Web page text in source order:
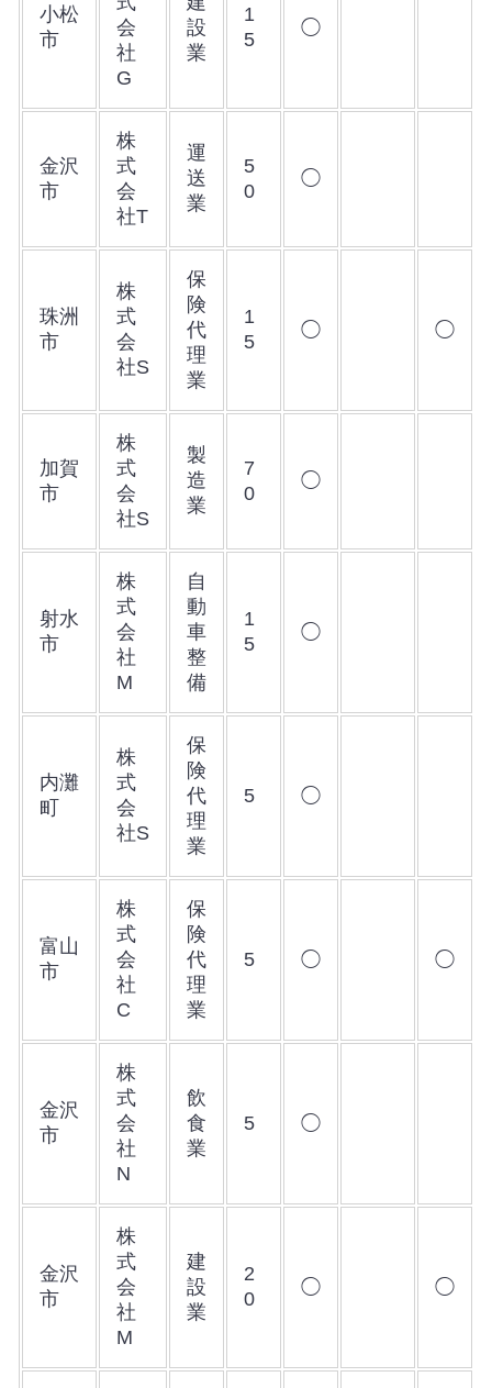
小松
市
会
社
G
設
業
1
5
◯
金沢
市
株
式
会
社T
運
送
業
5
0
◯
珠洲
市
株
式
会
社S
保
険
代
理
業
1
5
◯ ◯
加賀
市
株
式
会
社S
製
造
業
7
0
◯
射水
市
株
式
会
社
M
自
動
車
整
備
1
5
◯
内灘
町
株
式
会
社S
保
険
代
理
業
5 ◯
富山
市
株
式
会
社
C
保
険
代
理
業
5 ◯ ◯
金沢
市
株
式
会
社
N
飲
食
業
5 ◯
金沢
市
株
式
会
社
M
建
設
業
2
0
◯ ◯